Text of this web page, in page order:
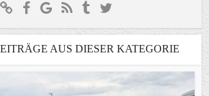
AUS DIESER KATEGORIE